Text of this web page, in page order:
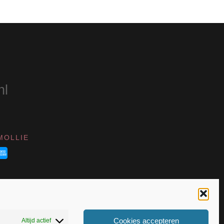
Altijd actief Cookies accepteren